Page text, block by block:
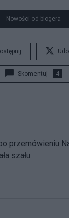
Nowości od blogera
Skomentuj 4
przemówieniu
szału